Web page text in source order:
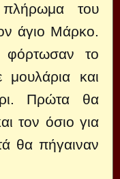
του
άγιο Μάρκο.
το
μουλάρια και
Πρώτα θα
τον όσιο για
θα πήγαιναν